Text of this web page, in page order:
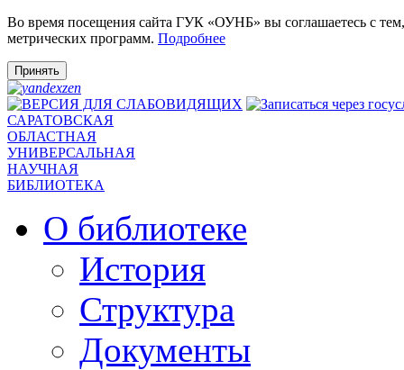
Во время посещения сайта ГУК «ОУНБ» вы соглашаетесь с
метрических программ. Подробнее
Принять
САРАТОВСКАЯ
ОБЛАСТНАЯ
УНИВЕРСАЛЬНАЯ
НАУЧНАЯ
БИБЛИОТЕКА
О библиотеке
История
Структура
Документы